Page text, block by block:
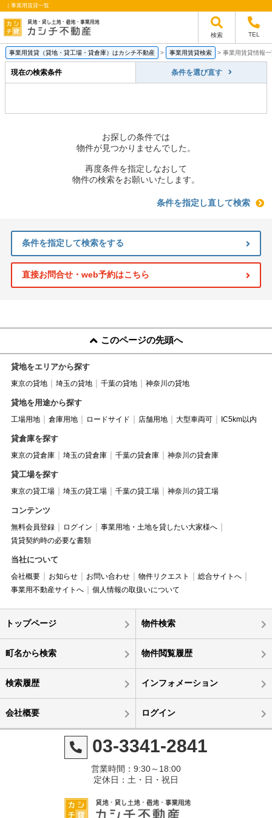
｜事業用賃貸一覧
検索 TEL
事業用賃貸（貸地・貸工場・貸倉庫）はカシチ不動産 > 事業用賃貸検索 > 事業用賃貸情報
現在の検索条件 条件を選び直す
お探しの条件では
物件が見つかりませんでした。
再度条件を指定しなおして
物件の検索をお願いいたします。
条件を指定し直して検索
条件を指定して検索をする
直接お問合せ・web予約はこちら
このページの先頭へ
貸地をエリアから探す
東京の貸地 埼玉の貸地 千葉の貸地 神奈川の貸地
貸地を用途から探す
工場用地 倉庫用地 ロードサイド 店舗用地 大型車両可 IC5km以内
貸倉庫を探す
東京の貸倉庫 埼玉の貸倉庫 千葉の貸倉庫 神奈川の貸倉庫
貸工場を探す
東京の貸工場 埼玉の貸工場 千葉の貸工場 神奈川の貸工場
コンテンツ
無料会員登録 ログイン
事業用地・土地を貸したい大家様へ
賃貸契約時の必要な書類
当社について
会社概要 お知らせ お問い合わせ 物件リクエスト
総合サイトへ
事業用不動産サイトへ
個人情報の取扱いについて
トップページ 物件検索
町名から検索 物件閲覧履歴
検索履歴 インフォメーション
会社概要 ログイン
03-3341-2841
営業時間：9:30～18:00
定休日：土・日・祝日